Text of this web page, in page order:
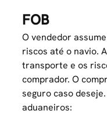
FOB
O vendedor
riscos até o navio.
transporte e os
comprador. O
seguro caso
aduaneiros: